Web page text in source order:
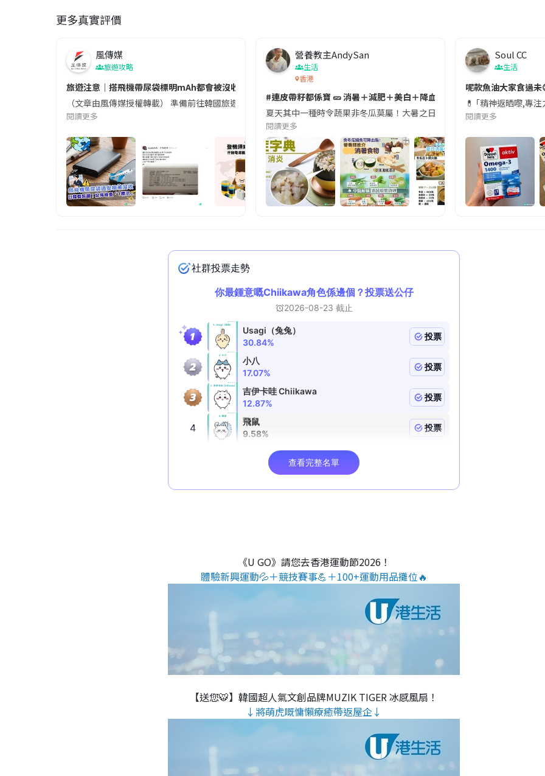
更多真實評價
風傳媒
旅遊攻略
旅遊注意｜搭飛機帶尿袋標明mAh都會被沒收😱出發前切記檢查「1標示」🚨
（文章由風傳媒授權轉載） 準備前往韓國旅遊的民眾，近期要特別留意隨身行李中的行動電源。一名旅客日前在機場安檢
閱讀更多
營養教主AndySan
生活
香港
#連皮帶籽都係寶 🥒 消暑＋減肥＋美白＋降血脂
夏天其中一種時令蔬果非冬瓜莫屬！大暑之日，點都要飲碗冬瓜湯消暑
閱讀更多
Soul CC
生活
呢款魚油大家食過未
💊 ｢精神返晒嚟,專
閱讀更多
《U GO》請您去香港運動節2026！
體驗新興運動💦＋競技賽事💪＋100+運動用品攤位🔥
【送您🐯】韓國超人氣文創品牌MUZIK TIGER 冰感風扇！
↓將萌虎嘅慵懶療癒帶返屋企↓